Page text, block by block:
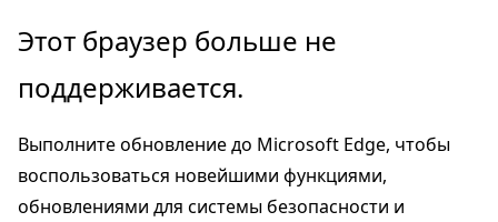
Пропустить
перейти
основному
содержимому
Этот браузер больше не
поддерживается.
Выполните обновление до Microsoft Edge, чтобы
воспользоваться новейшими функциями,
обновлениями для системы безопасности и